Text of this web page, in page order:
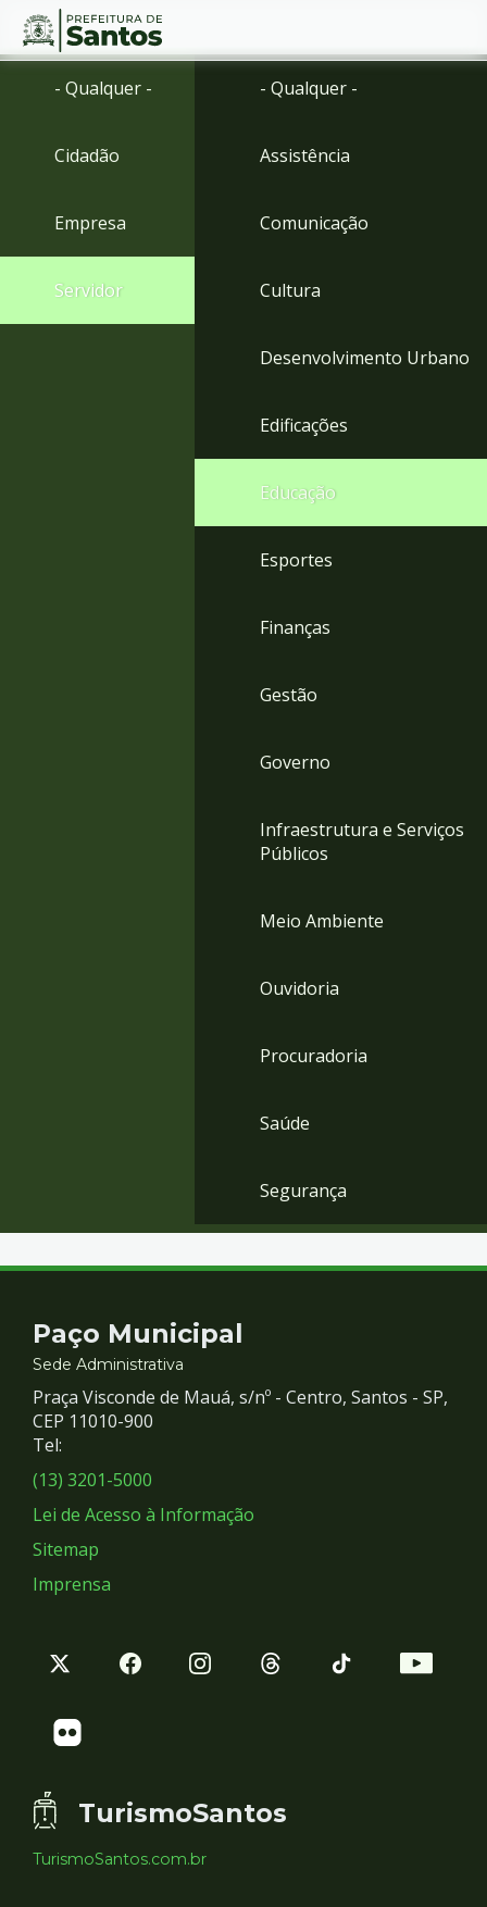
Ir
menu
para
Conteúdo
- Qualquer -
Cidadão
Empresa
Servidor
- Qualquer -
Assistência
Comunicação
Cultura
Desenvolvimento Urbano
Edificações
Educação
Esportes
Finanças
Gestão
Governo
Infraestrutura e Serviços
Públicos
Meio Ambiente
Ouvidoria
Procuradoria
Saúde
Segurança
Contato
e
Redes
Sociais
Paço Municipal
Sede Administrativa
Praça Visconde de Mauá, s/nº - Centro, Santos - SP,
CEP 11010-900
Tel:
(13) 3201-5000
Lei de Acesso à Informação
Sitemap
Imprensa
TurismoSantos
TurismoSantos.com.br